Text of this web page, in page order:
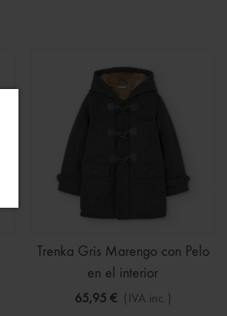
Trenka Gris Marengo con Pelo
en el interior
65,95 € (IVA inc.)